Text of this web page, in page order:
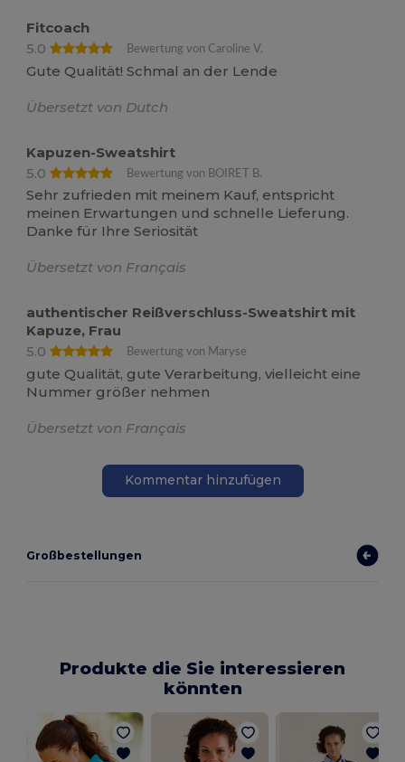
Fitcoach
5.0
Bewertung von Caroline V.
Gute Qualität! Schmal an der Lende
Übersetzt von Dutch
Kapuzen-Sweatshirt
5.0
Bewertung von BOIRET B.
Sehr zufrieden mit meinem Kauf, entspricht
meinen Erwartungen und schnelle Lieferung.
Danke für Ihre Seriosität
Übersetzt von Français
authentischer Reißverschluss-Sweatshirt mit
Kapuze, Frau
5.0
Bewertung von Maryse
gute Qualität, gute Verarbeitung, vielleicht eine
Nummer größer nehmen
Übersetzt von Français
Kommentar hinzufügen
Großbestellungen
Produkte die Sie interessieren
könnten